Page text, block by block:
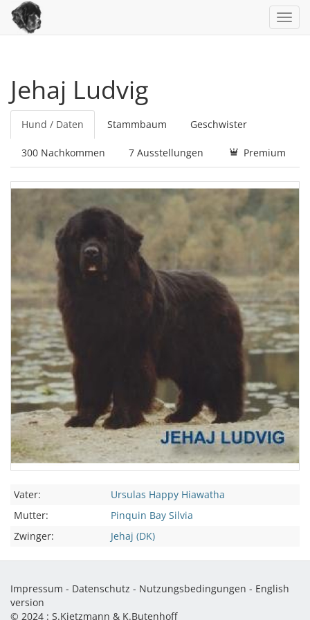
Jehaj Ludvig
Hund / Daten Stammbaum Geschwister
300 Nachkommen 7 Ausstellungen Premium
Vater:
Ursulas Happy Hiawatha
Mutter:
Pinquin Bay Silvia
Zwinger:
Jehaj (DK)
Impressum - Datenschutz - Nutzungsbedingungen - English
version
© 2024 : S.Kietzmann & K.Butenhoff